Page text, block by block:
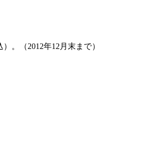
。（2012年12月末まで）